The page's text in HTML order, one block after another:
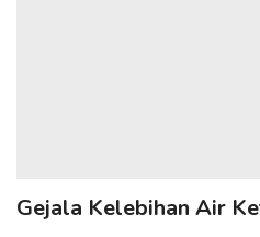
Gejala Kelebihan Air